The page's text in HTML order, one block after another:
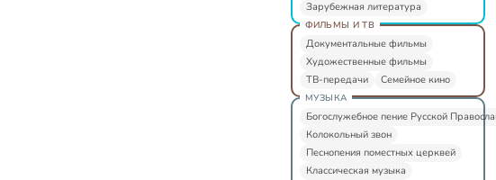
Зарубежная литература
ФИЛЬМЫ И ТВ
Документальные фильмы
Художественные фильмы
ТВ-передачи
Семейное кино
МУЗЫКА
Богослужебное пение Русской
Колокольный звон
Песнопения поместных церквей
Классическая музыка